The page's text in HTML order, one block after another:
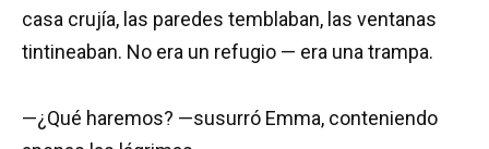
casa crujía, las paredes temblaban, las ventanas
tintineaban. No era un refugio — era una trampa.
—¿Qué haremos? —susurró Emma, conteniendo